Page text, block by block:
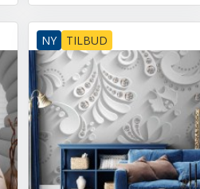
NY TILBUD